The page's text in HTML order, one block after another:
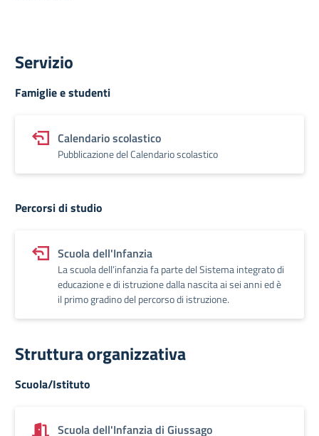
Servizio
Famiglie e studenti
Calendario scolastico
Pubblicazione del Calendario scolastico
Percorsi di studio
Scuola dell'Infanzia
La scuola dell’infanzia fa parte del Sistema integrato di
educazione e di istruzione dalla nascita ai sei anni ed è
il primo gradino del percorso di istruzione.
Struttura organizzativa
Scuola/Istituto
Scuola dell'Infanzia di Giussago